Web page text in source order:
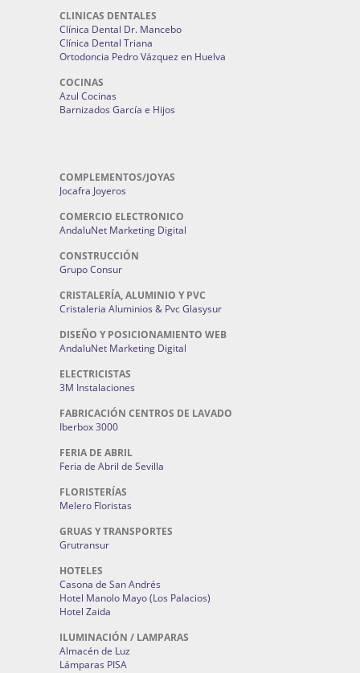
CLINICAS DENTALES
Clínica Dental Dr. Mancebo
Clínica Dental Triana
Ortodoncia Pedro Vázquez en Huelva
COCINAS
Azul Cocinas
Barnizados García e Hijos
COMPLEMENTOS/JOYAS
Jocafra Joyeros
COMERCIO ELECTRONICO
AndaluNet Marketing Digital
CONSTRUCCIÓN
Grupo Consur
CRISTALERÍA, ALUMINIO Y PVC
Cristaleria Aluminios & Pvc Glasysur
DISEÑO Y POSICIONAMIENTO WEB
AndaluNet Marketing Digital
ELECTRICISTAS
3M Instalaciones
FABRICACIÓN CENTROS DE LAVADO
Iberbox 3000
FERIA DE ABRIL
Feria de Abril de Sevilla
FLORISTERÍAS
Melero Floristas
GRUAS Y TRANSPORTES
Grutransur
HOTELES
Casona de San Andrés
Hotel Manolo Mayo (Los Palacios)
Hotel Zaida
ILUMINACIÓN / LAMPARAS
Almacén de Luz
Lámparas PISA